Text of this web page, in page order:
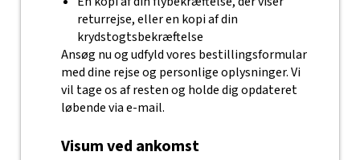
returrejse, eller en kopi af din
krydstogtsbekræftelse
Ansøg nu og udfyld vores bestillingsformular
med dine rejse og personlige oplysninger. Vi
vil tage os af resten og holde dig opdateret
løbende via e-mail.
Visum ved ankomst